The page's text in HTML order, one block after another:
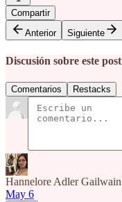
Compartir
Anterior
Siguiente
Discusión sobre este post
Comentarios Restacks
Hannelore Adler Gailwain
May 6